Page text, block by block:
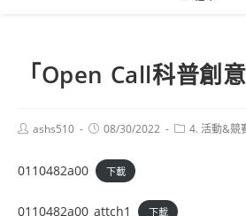
「Open Call科普創
Postashs510
Post08/30/2022
Post4. 活動&競
0110482a00 下載
0110482a00_attch1 下載